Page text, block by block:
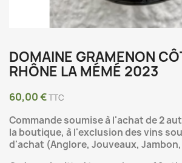
DOMAINE GRAMENON
RHÔNE LA MÉMÉ 2023
60,00 €TTC
Commande soumise à l'achat de 2
la boutique, à l'exclusion des vins
d'achat (Anglore, Jouveaux,